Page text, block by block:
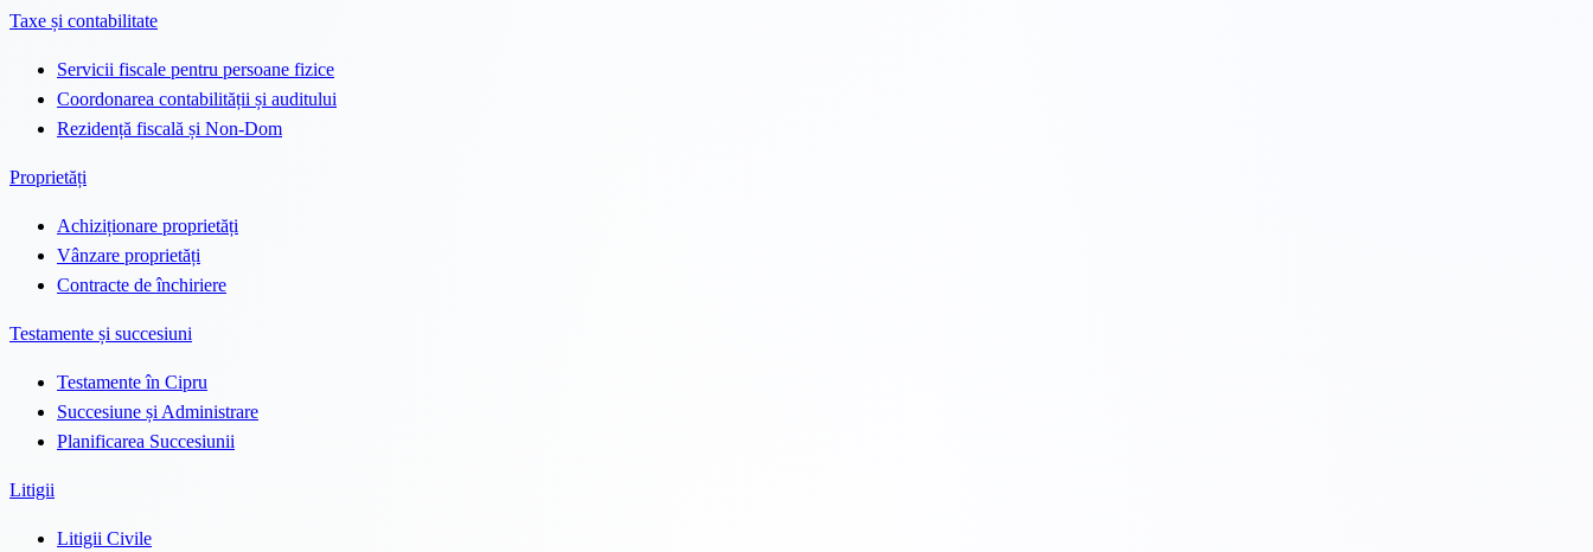
Taxe și contabilitate
Servicii fiscale pentru persoane fizice
Coordonarea contabilității și auditului
Rezidență fiscală și Non-Dom
Proprietăți
Achiziționare proprietăți
Vânzare proprietăți
Contracte de închiriere
Testamente și succesiuni
Testamente în Cipru
Succesiune și Administrare
Planificarea Succesiunii
Litigii
Litigii Civile